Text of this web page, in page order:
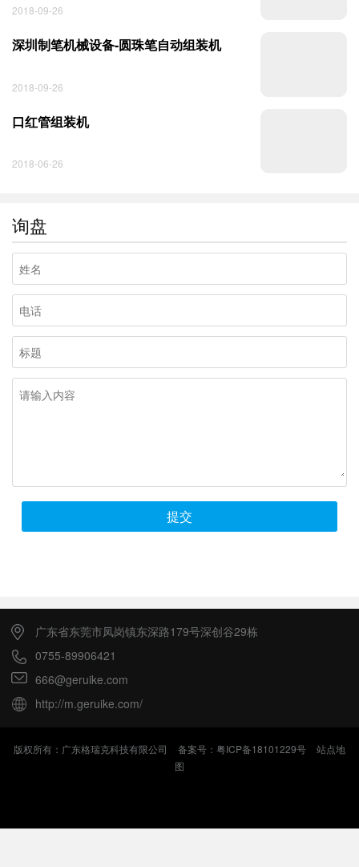
2018-09-26
深圳制笔机械设备-圆珠笔自动组装机
2018-09-26
口红管组装机
2018-06-26
询盘
提交
广东省东莞市凤岗镇东深路179号深创谷29栋
0755-89906421
666@geruike.com
http://m.geruike.com/
版权所有：广东格瑞克科技有限公司 备案号：粤ICP备18101229号
站点地
图